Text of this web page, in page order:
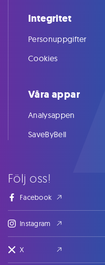
Följ oss!
Facebook
Instagram
X
Integritet
Personuppgifter
Cookies
Våra appar
Analysappen
SaveByBell